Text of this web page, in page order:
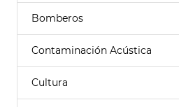
Bomberos
Contaminación Acústica
Cultura